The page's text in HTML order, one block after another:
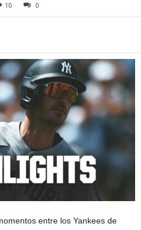
10 0
entre los Yankees de